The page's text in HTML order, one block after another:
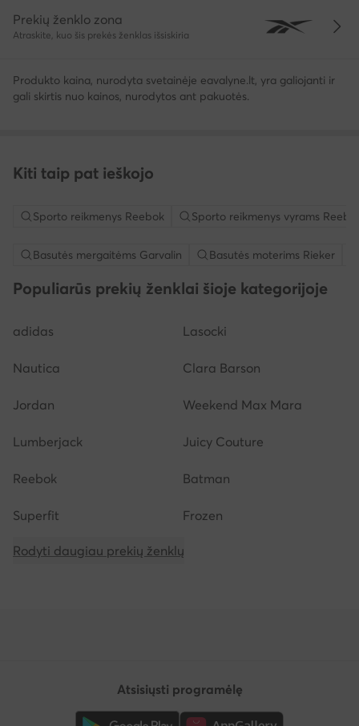
Prekių ženklo zona
Atraskite, kuo šis prekės ženklas išsiskiria
Produkto kaina, nurodyta svetainėje eavalyne.lt, yra galiojanti ir
gali skirtis nuo kainos, nurodytos ant pakuotės.
Kiti taip pat ieškojo
Sporto reikmenys Reebok Sporto reikmenys vyrams
Basutės mergaitėms Garvalin Basutės moterims Rieker
Populiarūs prekių ženklai šioje kategorijoje
adidas Lasocki
Nautica Clara Barson
Jordan Weekend Max Mara
Lumberjack Juicy Couture
Reebok Batman
Superfit Frozen
Rodyti daugiau prekių ženklų
Atsisiųsti programėlę